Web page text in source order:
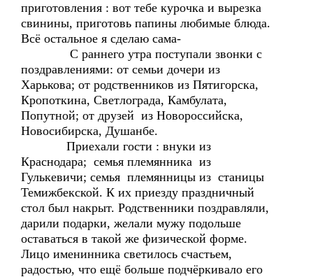
приготовления : вот тебе курочка и вырезка
свинины, приготовь папины любимые блюда.
Всё остальное я сделаю сама-
С раннего утра поступали звонки с
поздравлениями: от семьи дочери из
Харькова; от родственников из Пятигорска,
Кропоткина, Светлограда, Камбулата,
Попутной; от друзей из Новороссийска,
Новосибирска, Душанбе.
Приехали гости : внуки из
Краснодара; семья племянника из
Гулькевичи; семья племянницы из станицы
Темижбекской. К их приезду праздничный
стол был накрыт. Родственники поздравляли,
дарили подарки, желали мужу подольше
оставаться в такой же физической форме.
Лицо именинника светилось счастьем,
радостью, что ещё больше подчёркивало его